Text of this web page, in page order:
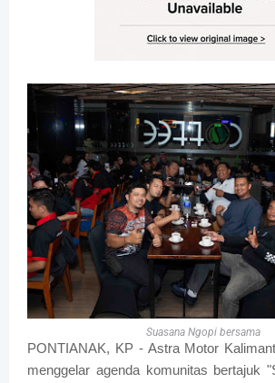
Suasana Ngopi bersama
PONTIANAK, KP - Astra Motor
menggelar agenda komunitas bertajuk